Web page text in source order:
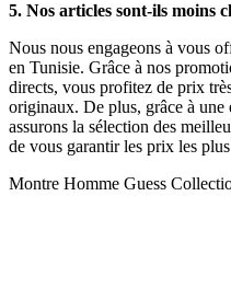
5. Nos articles sont-ils moins
Nous nous engageons à vous
en Tunisie. Grâce à nos
directs, vous profitez de prix
originaux. De plus, grâce à une
assurons la sélection des
de vous garantir les prix les
Montre Homme Guess